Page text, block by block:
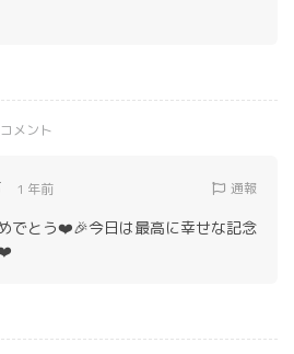
メント
1 年前 通報
でとう❤️🎉今日は最高に幸せな記念